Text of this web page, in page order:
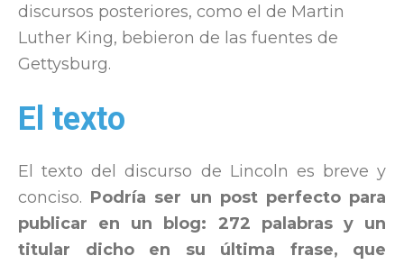
discursos posteriores, como el de Martin
Luther King, bebieron de las fuentes de
Gettysburg.
El texto
El texto del discurso de Lincoln es breve y
conciso. Podría ser un post perfecto para
publicar en un blog: 272 palabras y un
titular dicho en su última frase, que